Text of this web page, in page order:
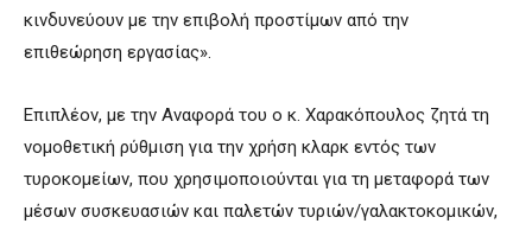
κινδυνεύουν με την επιβολή προστίμων από την
επιθεώρηση εργασίας».
Επιπλέον, με την Αναφορά του ο κ. Χαρακόπουλος ζητά τη
νομοθετική ρύθμιση για την χρήση κλαρκ εντός των
τυροκομείων, που χρησιμοποιούνται για τη μεταφορά των
μέσων συσκευασιών και παλετών τυριών/γαλακτοκομικών,